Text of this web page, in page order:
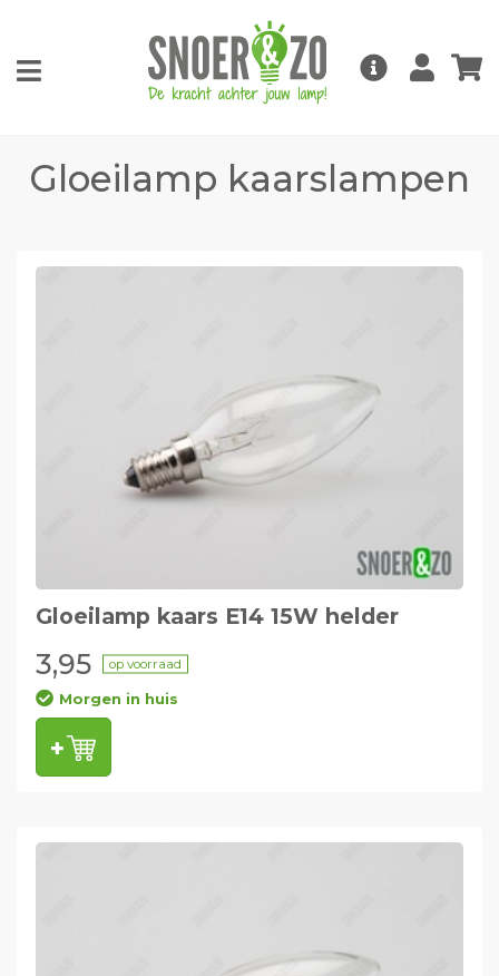
Gloeilamp kaarslampen
Gloeilamp kaars E14 15W helder
3,95 op voorraad
Morgen in huis